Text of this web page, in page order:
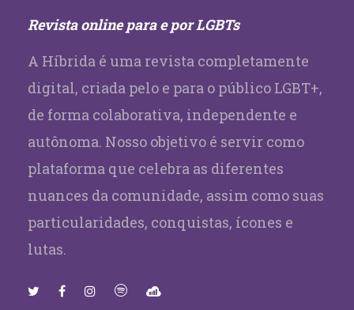
Revista online para e por LGBTs
A Híbrida é uma revista completamente
digital, criada pelo e para o público LGBT+,
de forma colaborativa, independente e
autônoma. Nosso objetivo é servir como
plataforma que celebra as diferentes
nuances da comunidade, assim como suas
particularidades, conquistas, ícones e
lutas.